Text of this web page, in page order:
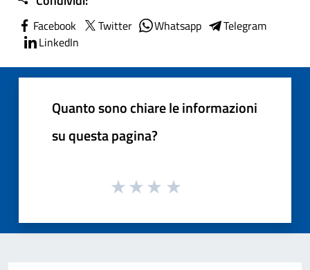
Facebook Twitter Whatsapp
Telegram
LinkedIn
Quanto sono chiare le informazioni
su questa pagina?